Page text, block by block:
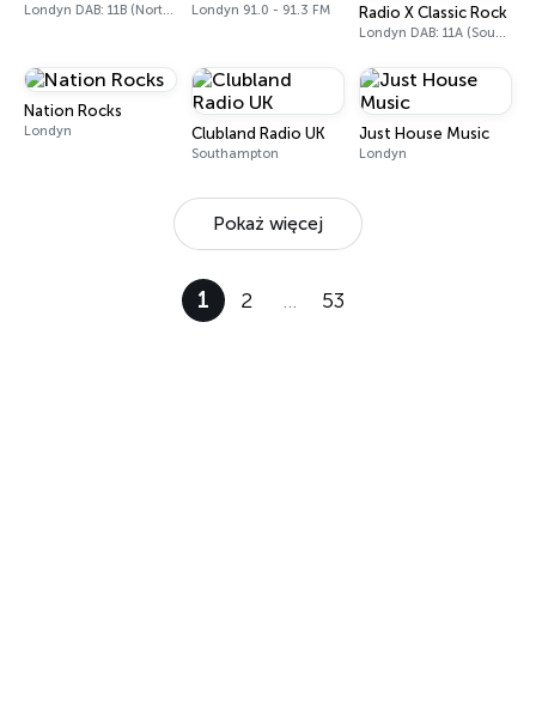
Londyn DAB: 11B (North Cumbria) Londyn 91.0 - 91.3 FM Radio X Classic Rock
Londyn DAB: 11A (Sound Digital)
Nation Rocks
Londyn Clubland Radio UK
Southampton
Just House Music
Londyn
Pokaż więcej
1 2 … 53